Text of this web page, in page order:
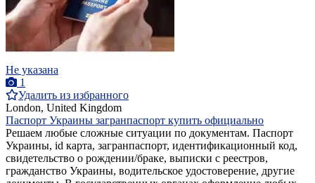
Не указана
1
Удалить из избранного
London, United Kingdom
Паспорт Украины загранпаспорт купить официально
Решаем любые сложные ситуации по документам. Паспорт
Украины, id карта, загранпаспорт, идентификационный код,
свидетельство о рождении/браке, выписки с реестров,
гражданство Украины, водительское удостоверение, другие